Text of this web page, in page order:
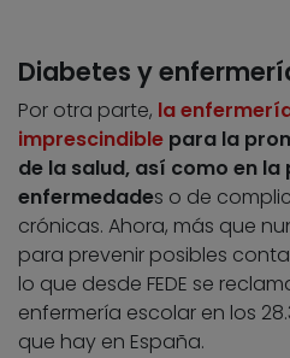
Diabetes y
Por otra parte, la
imprescindible para la
de la salud, así como en la
enfermedades o de
crónicas. Ahora, más que
para prevenir posibles
lo que desde FEDE se
enfermería escolar en los
que hay en España.